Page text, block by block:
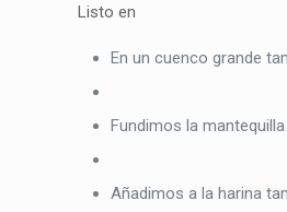
Listo en
En un cuenco grande
Fundimos la
Añadimos a la harina